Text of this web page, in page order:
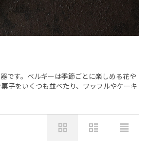
です。ベルギーは季節ごとに楽しめる花や
子をいくつも並べたり、ワッフルやケーキ